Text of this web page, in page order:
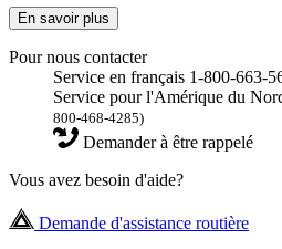
En savoir plus
Pour nous contacter
Service en français 1-800-663-
Service pour l'Amérique du
800-468-4285)
Demander à être rappelé
Vous avez besoin d'aide?
Demande d'assistance routière